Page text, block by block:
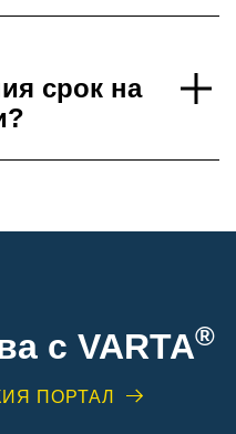
срок на
с VARTA®
ПОРТАЛ